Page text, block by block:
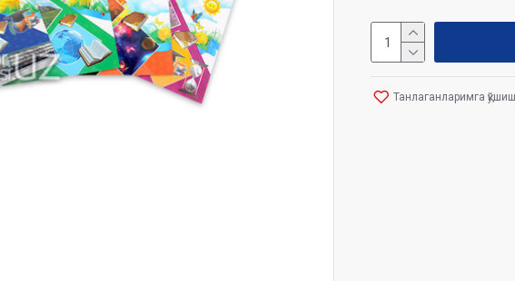
Танлаганларимга қўшиш